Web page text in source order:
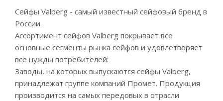
Сейфы Valberg - самый известный сейфовый бренд в
России.
Ассортимент сейфов Valberg покрывает все
основные сегменты рынка сейфов и удовлетворяет
все нужды потребителей:
Заводы, на которых выпускаются сейфы Valberg,
принадлежат группе компаний Промет. Продукция
производится на самых передовых в отрасли